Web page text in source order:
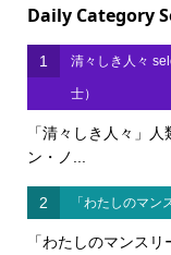
Daily Category
1 清々しき人々
士）
「清々しき人々」
ン・ノ...
2 「わたしのマン
「わたしのマンス